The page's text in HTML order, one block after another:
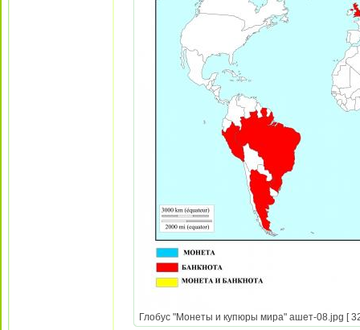
Глобус "Монеты и купюры мира" ашет-08.jpg [